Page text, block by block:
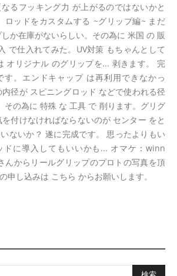
るフッキング力 が上がるのではないかと
ロッドをカスタムする ~グリップ編~ まだ
か在庫がないらしい。その為に 米国 の 販
で仕入れてみた。UV対策 もちゃんとして
オリジナル のグリップを... 剥きます。 完
す。エンドキャップ は再利用できなかっ
径が スピニングロッド などで使われる径
その為に 特殊 な 工具 で 削ります。グリグ
付けなければならないのが センター をと
ないか？ 遂に完成です。 思ったよりもい
ドに導入してもいいかも... オマケ：winn
んからリールグリップのプロトの写真を頂
申し込みは こちら からお願いします。